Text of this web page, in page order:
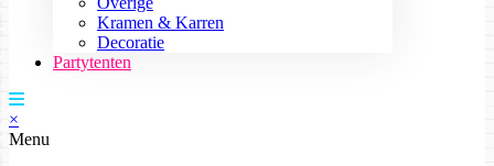
Kramen & Karren
Decoratie
Partytenten
×
Menu